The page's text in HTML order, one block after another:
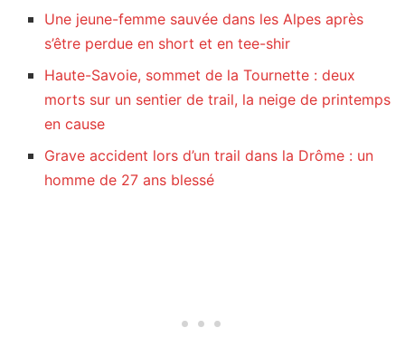
Une jeune-femme sauvée dans les Alpes après
s’être perdue en short et en tee-shir
Haute-Savoie, sommet de la Tournette : deux
morts sur un sentier de trail, la neige de printemps
en cause
Grave accident lors d’un trail dans la Drôme : un
homme de 27 ans blessé